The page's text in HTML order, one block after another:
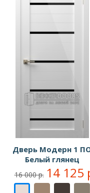
Дверь Модерн 1
Белый глянец
16 000 р. 14 125